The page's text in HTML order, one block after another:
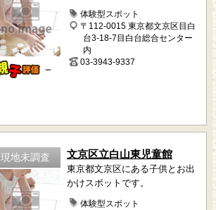
－
体験型スポット
〒112-0015 東京都文京区目白
台3-18-7目白台総合センター
内
03-3943-9337
現地未調査 文京区立白山東児童館
東京都文京区にある子供とお出
かけスポットです。
体験型スポット